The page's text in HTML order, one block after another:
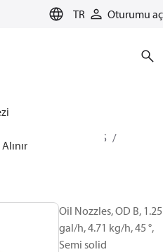
TR Oturumu aç
- ısıtma
OD B / OD H / OD S
Oil Nozzles, OD B, 1.25
gal/h, 4.71 kg/h, 45 °,
Semi solid